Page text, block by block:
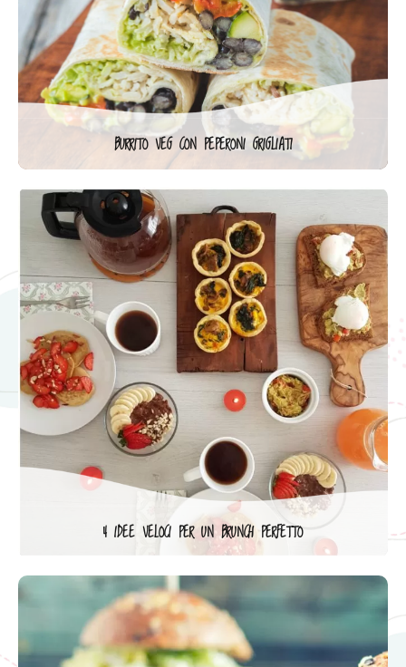
BURRITO VEG CON PEPERONI GRIGLIATI
4 IDEE VELOCI PER UN BRUNCH PERFETTO